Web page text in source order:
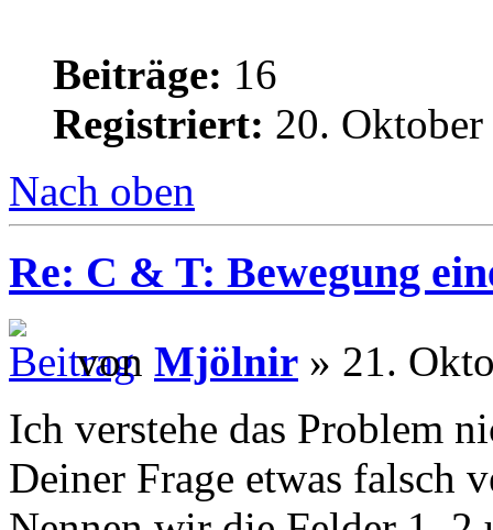
Beiträge: 16
Registriert: 20.
Nach oben
Re: C & T: Bewegung
von Mjölnir » 21.
Ich verstehe das Problem
Deiner Frage etwas falsch